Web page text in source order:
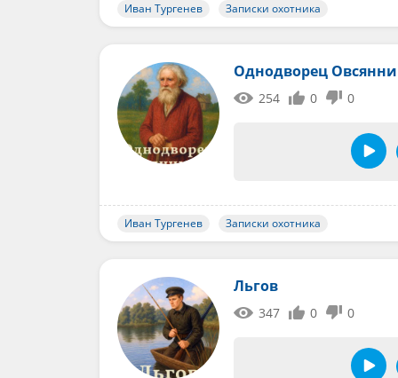
Иван Тургенев Записки охотника
Однодворец
254 0 0
Иван Тургенев Записки охотника
Льгов
347 0 0